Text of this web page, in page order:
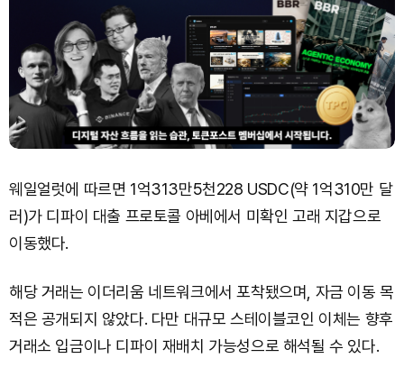
웨일얼럿에 따르면 1억313만5천228 USDC(약 1억310만 달
러)가 디파이 대출 프로토콜 아베에서 미확인 고래 지갑으로
이동했다.
해당 거래는 이더리움 네트워크에서 포착됐으며, 자금 이동 목
적은 공개되지 않았다. 다만 대규모 스테이블코인 이체는 향후
거래소 입금이나 디파이 재배치 가능성으로 해석될 수 있다.